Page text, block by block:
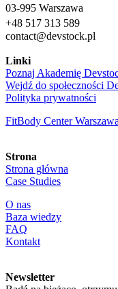
03-995 Warszawa
+48 517 313 589
contact@devstock.pl
Linki
Poznaj Akademię
Wejdź do społeczności
Polityka prywatności
FitBody Center Warszawa
Strona
Strona główna
Case Studies
O nas
Baza wiedzy
FAQ
Kontakt
Newsletter